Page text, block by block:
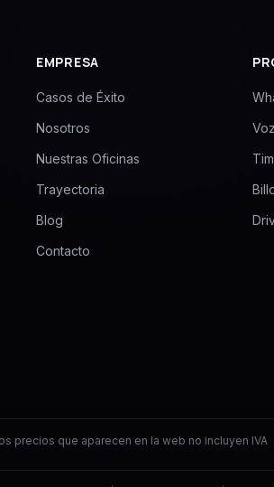
EMPRESA
Casos de Éxito
Nosotros
Nuestras Oficinas
Trayectoria
Blog
Contacto
precios que aparecen en la web no incluyen IVA